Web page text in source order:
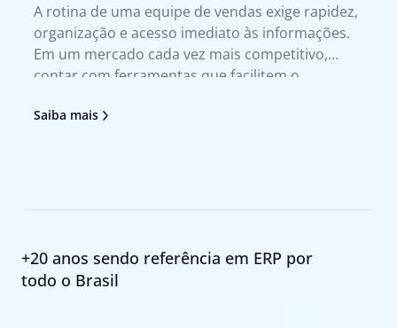
A rotina de uma equipe de vendas exige rapidez,
organização e acesso imediato às informações.
Em um mercado cada vez mais competitivo,
contar com ferramentas que facilitem o
decisão deixou de ser um diferencial para se
Saiba mais
+20 anos sendo referência em ERP por
todo o Brasil